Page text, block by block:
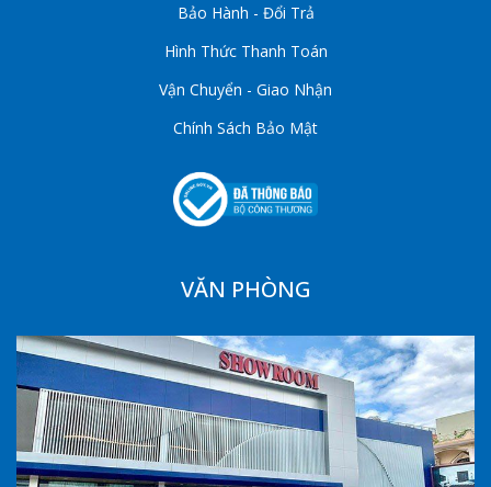
Bảo Hành - Đổi Trả
Hình Thức Thanh Toán
Vận Chuyển - Giao Nhận
Chính Sách Bảo Mật
VĂN PHÒNG